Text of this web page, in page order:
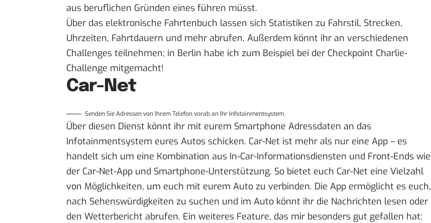
aus beruflichen Gründen eines führen müsst.
Über das elektronische Fahrtenbuch lassen sich Statistiken zu Fahrstil, Strecken,
Uhrzeiten, Fahrtdauern und mehr abrufen. Außerdem könnt ihr an verschiedenen
Challenges teilnehmen; in Berlin habe ich zum Beispiel bei der Checkpoint Charlie-
Challenge mitgemacht!
Car-Net
Senden Sie Adressen von Ihrem Telefon vorab an Ihr Infotainmentsystem.
Über diesen Dienst könnt ihr mit eurem Smartphone Adressdaten an das
Infotainmentsystem eures Autos schicken. Car-Net ist mehr als nur eine App – es
handelt sich um eine Kombination aus In-Car-Informationsdiensten und Front-Ends wie
der Car-Net-App und Smartphone-Unterstützung. So bietet euch Car-Net eine Vielzahl
von Möglichkeiten, um euch mit eurem Auto zu verbinden. Die App ermöglicht es euch,
nach Sehenswürdigkeiten zu suchen und im Auto könnt ihr die Nachrichten lesen oder
den Wetterbericht abrufen. Ein weiteres Feature, das mir besonders gut gefallen hat: